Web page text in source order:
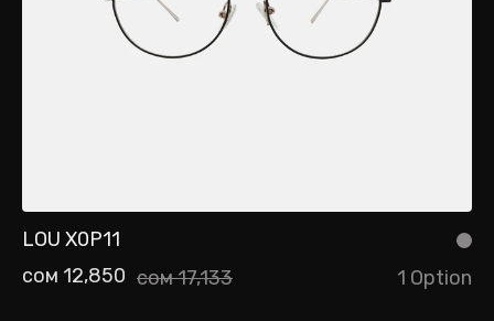
LOU X0P11
сом 12,850 сом 17,133 1 Option